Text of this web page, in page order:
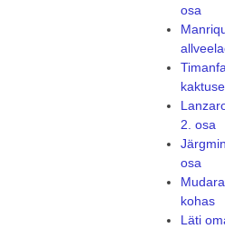
osa
2. osa
osa
kohas
Läti